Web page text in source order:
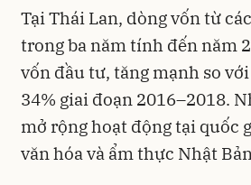
Tại Thái Lan, dòng vốn từ
trong ba năm tính đến năm
vốn đầu tư, tăng mạnh so
34% giai đoạn 2016–2018.
mở rộng hoạt động tại quốc
văn hóa và ẩm thực Nhật